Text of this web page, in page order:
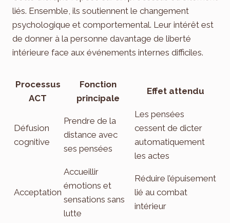
liés. Ensemble, ils soutiennent le changement
psychologique et comportemental. Leur intérêt est
de donner à la personne davantage de liberté
intérieure face aux événements internes difficiles.
Processus
ACT
Fonction
principale
Effet attendu
Défusion
cognitive
Prendre de la
distance avec
ses pensées
Les pensées
cessent de dicter
automatiquement
les actes
Acceptation
Accueillir
émotions et
sensations sans
lutte
Réduire l’épuisement
lié au combat
intérieur